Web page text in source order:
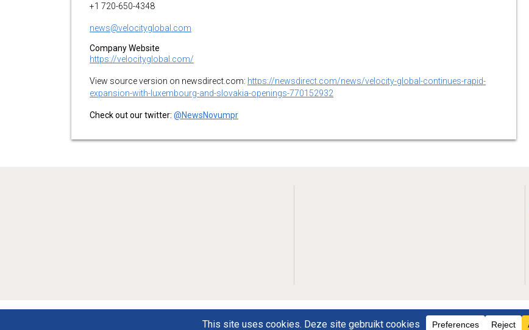
+1 720-650-4348
news@velocityglobal.com
Company Website
https://velocityglobal.com/
View source version on newsdirect.com: https://newsdirect.com/news/velocity-global-continues-rapid-
expansion-with-luxembourg-and-slovakia-openings-770152932
Check out our twitter: @NewsNovumpr
Uw Privacy Disclaimer Novumpr © 2025